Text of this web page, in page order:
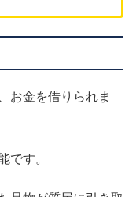
お金を借りられま
です。